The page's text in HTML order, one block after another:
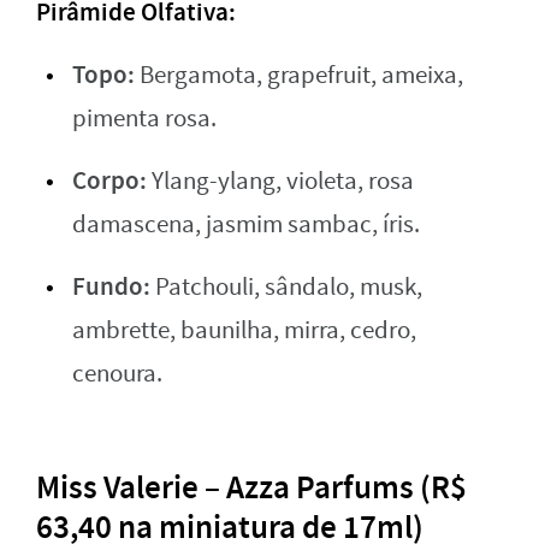
Pirâmide Olfativa:
Topo: Bergamota, grapefruit, ameixa,
pimenta rosa.
Corpo:Ylang-ylang, violeta, rosa
damascena, jasmim sambac, íris.
Fundo: Patchouli, sândalo, musk,
ambrette, baunilha, mirra, cedro,
cenoura.
Miss Valerie – Azza Parfums (R$
63,40 na miniatura de 17ml)